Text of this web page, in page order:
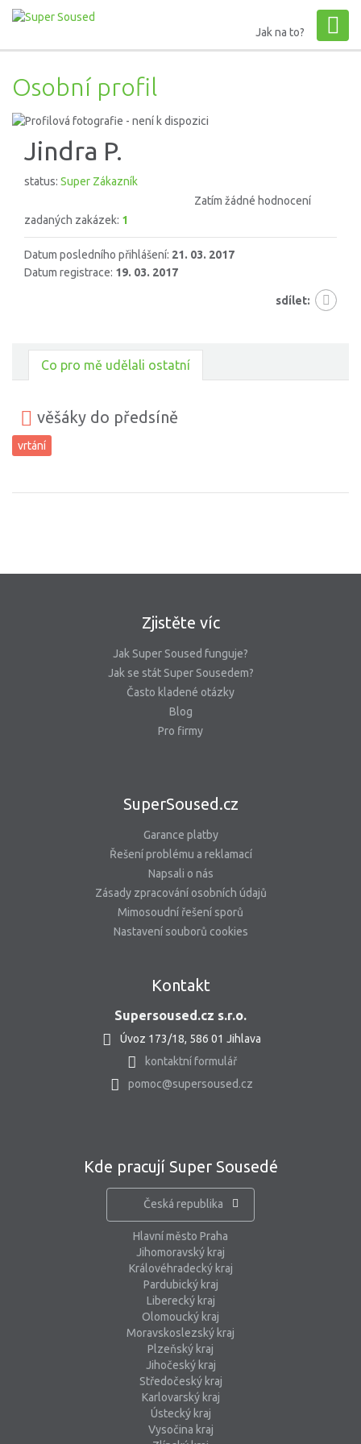
Jak na to?
Osobní profil
Jindra P.
status: Super Zákazník
Zatím žádné hodnocení
zadaných zakázek: 1
Datum posledního přihlášení: 21. 03. 2017
Datum registrace: 19. 03. 2017
sdílet:
Co pro mě udělali ostatní
věšáky do předsíně
vrtání
Zjistěte víc
Jak Super Soused funguje?
Jak se stát Super Sousedem?
Často kladené otázky
Blog
Pro firmy
SuperSoused.cz
Garance platby
Řešení problému a reklamací
Napsali o nás
Zásady zpracování osobních údajů
Mimosoudní řešení sporů
Nastavení souborů cookies
Kontakt
Supersoused.cz s.r.o.
Úvoz 173/18, 586 01 Jihlava
kontaktní formulář
pomoc@supersoused.cz
Kde pracují Super Sousedé
Česká republika
Hlavní město Praha
Jihomoravský kraj
Královéhradecký kraj
Pardubický kraj
Liberecký kraj
Olomoucký kraj
Moravskoslezský kraj
Plzeňský kraj
Jihočeský kraj
Středočeský kraj
Karlovarský kraj
Ústecký kraj
Vysočina kraj